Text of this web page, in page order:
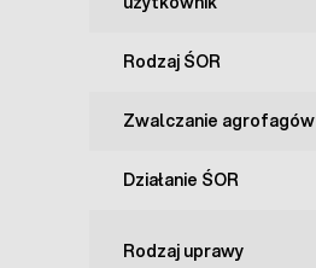
Rodzaj ŚOR
Zwalczanie agrofagów
Działanie ŚOR
Rodzaj uprawy